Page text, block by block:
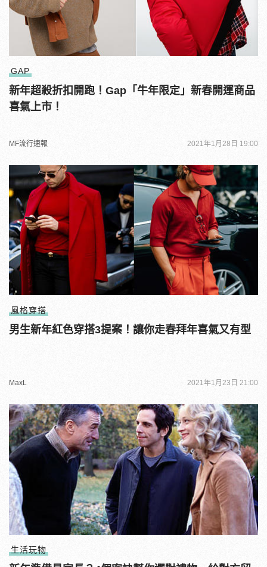
GAP
新年超殺折扣開跑！Gap「牛年限定」新春開運商品
喜氣上市！
MF流行速報 2021年1月28日 19:00
風格穿搭
男生新年紅色穿搭3提案！讓你走春拜年喜氣又有型
MaxL 2021年1月23日 21:00
生活玩物